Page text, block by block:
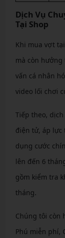
Dịch Vụ
Tại Shop
Khi mua vợt
mà còn
vấn cá nhân
video lối chơi
Tiếp theo,
điện tử, áp lực
dụng cước
lên đến 6
gồm kiểm tra
tháng.
Chúng tôi còn
Phú miễn phí,